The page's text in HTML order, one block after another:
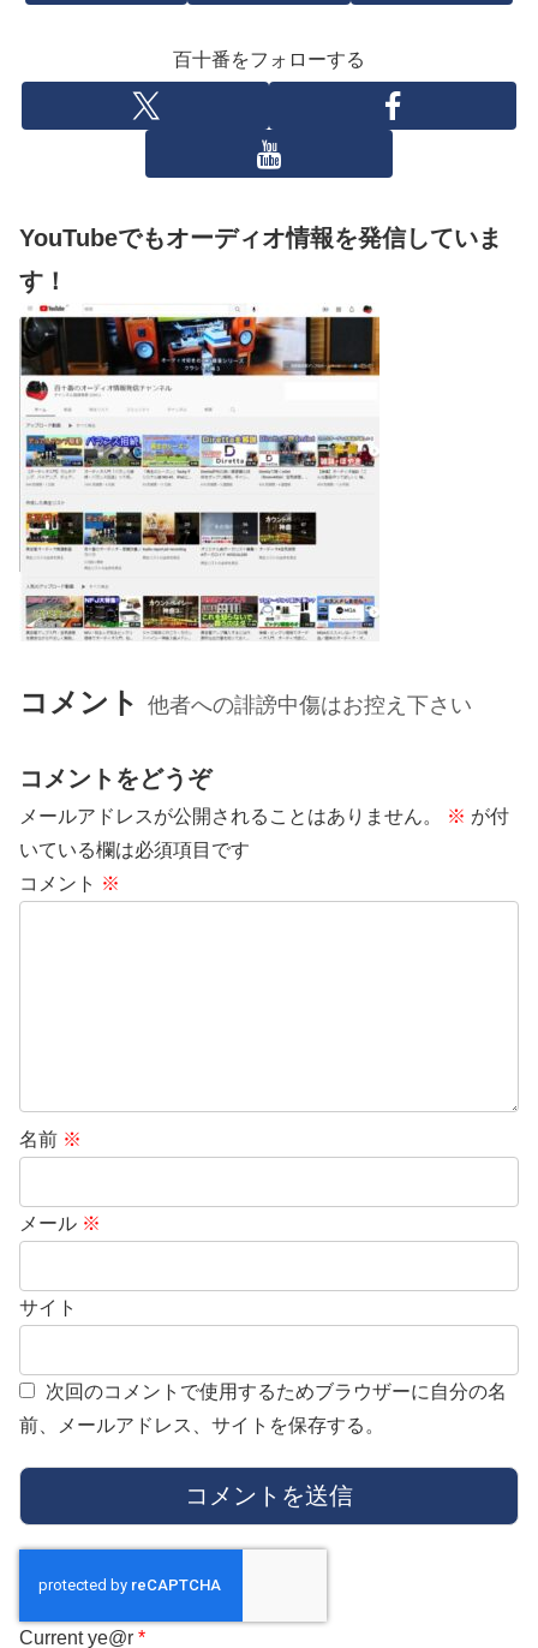
百十番をフォローする
YouTubeでもオーディオ情報を発信していま
す！
コメント 他者への誹謗中傷はお控え下さい
コメントをどうぞ
メールアドレスが公開されることはありません。 ※ が付
いている欄は必須項目です
コメント ※
名前 ※
メール ※
サイト
次回のコメントで使用するためブラウザーに自分の名
前、メールアドレス、サイトを保存する。
Current ye@r *